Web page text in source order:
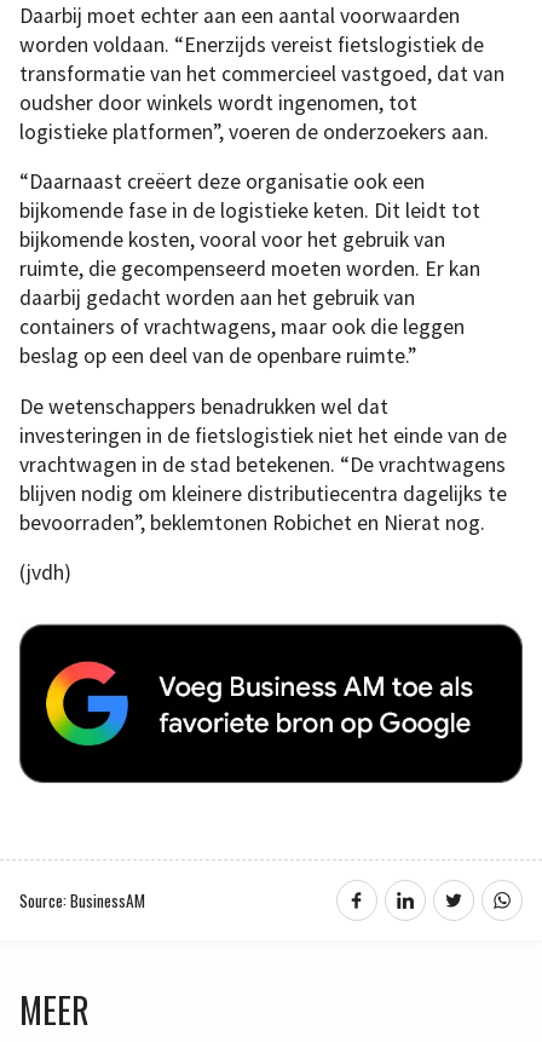
Daarbij moet echter aan een aantal voorwaarden
worden voldaan. “Enerzijds vereist fietslogistiek de
transformatie van het commercieel vastgoed, dat van
oudsher door winkels wordt ingenomen, tot
logistieke platformen”, voeren de onderzoekers aan.
“Daarnaast creëert deze organisatie ook een
bijkomende fase in de logistieke keten. Dit leidt tot
bijkomende kosten, vooral voor het gebruik van
ruimte, die gecompenseerd moeten worden. Er kan
daarbij gedacht worden aan het gebruik van
containers of vrachtwagens, maar ook die leggen
beslag op een deel van de openbare ruimte.”
De wetenschappers benadrukken wel dat
investeringen in de fietslogistiek niet het einde van de
vrachtwagen in de stad betekenen. “De vrachtwagens
blijven nodig om kleinere distributiecentra dagelijks te
bevoorraden”, beklemtonen Robichet en Nierat nog.
(jvdh)
Source: BusinessAM
MEER